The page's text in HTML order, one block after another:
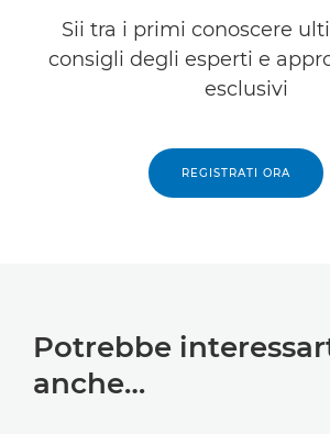
Sii tra i primi conoscere
consigli degli esperti e
esclusivi
REGISTRATI ORA
Potrebbe
anche…